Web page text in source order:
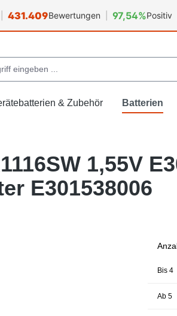
431.409Bewertungen 97,54%Positiv
& Zubehör Batterien
1,55V
E301538006
Bis 4
Ab 5